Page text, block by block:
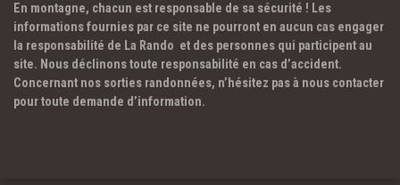
En montagne, chacun est responsable de sa sécurité ! Les
informations fournies par ce site ne pourront en aucun cas engager
la responsabilité de La Rando et des personnes qui participent au
site. Nous déclinons toute responsabilité en cas d’accident.
Concernant nos sorties randonnées, n’hésitez pas à nous contacter
pour toute demande d’information.